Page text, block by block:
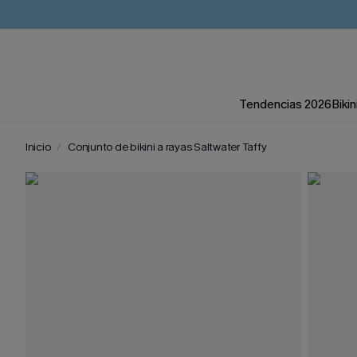
Tendencias 2026
Inicio Conjunto de bikini a rayas Saltwater Taffy